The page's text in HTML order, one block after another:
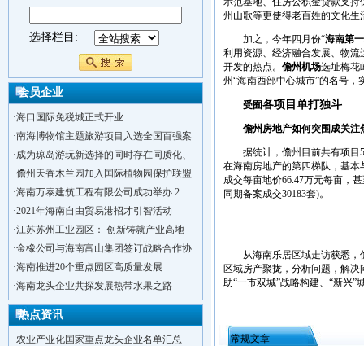
选择栏目:
会员企业
·海口国际免税城正式开业
·南海博物馆主题旅游项目入选全国百强案
·成为琼岛游玩新选择的同时存在同质化、
·儋州天香木兰园加入国际植物园保护联盟
·海南万泰建筑工程有限公司成功举办 2
·2021年海南自由贸易港招才引智活动
·江苏苏州工业园区： 创新铸就产业高地
·金橡公司与海南富山集团签订战略合作协
·海南推进20个重点园区高质量发展
·海南龙头企业共探发展热带水果之路
热点资讯
·农业产业化国家重点龙头企业名单汇总
州山歌等更使得老百姓的文化生
加之，今年四月份“海南第
利用资源、经济融合发展、物
开发的热点。 儋州机场选址梅花
州“海南西部中心城市”的名号，
受囿各项目单打独斗
儋州房地产如何突围成关注
据统计，儋州目前共有项目53
在海南房地产的第四梯队，基本
成交每亩地价66.47万元每亩，
同期备案成交30183套)。
从海南乐居区域走访获悉，儋
区域房产聚拢，分析问题，解
助“一市双城”战略构建、“新兴
常规文章